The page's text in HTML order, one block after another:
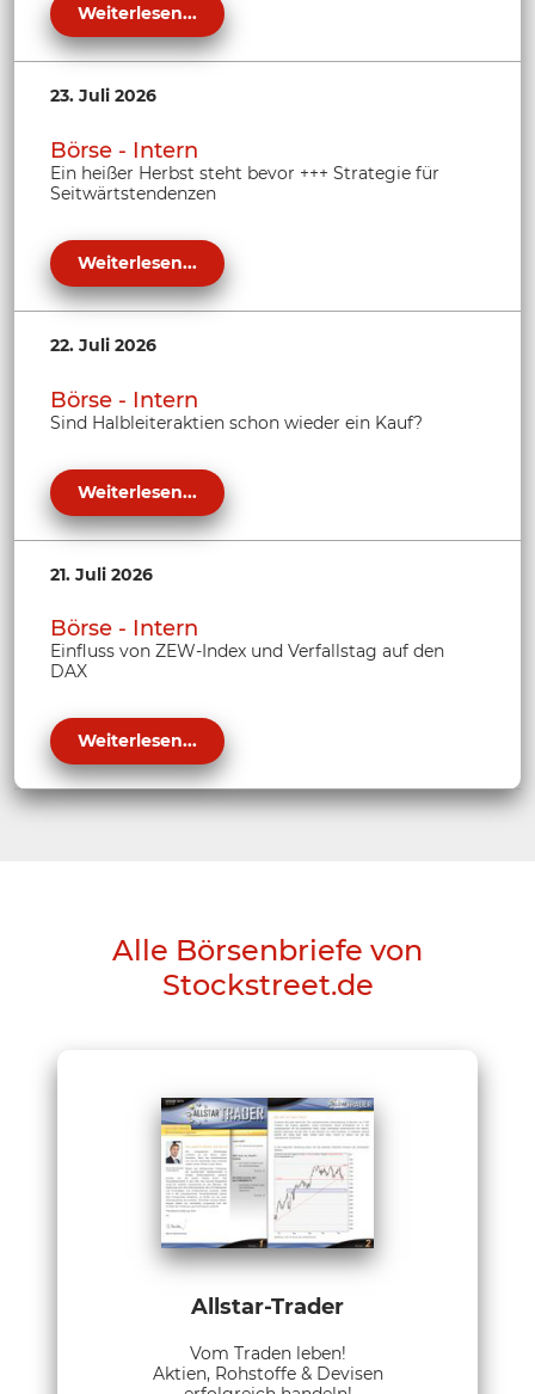
Weiterlesen...
23. Juli 2026
Börse - Intern
Ein heißer Herbst steht bevor +++ Strategie für
Seitwärtstendenzen
Weiterlesen...
22. Juli 2026
Börse - Intern
Sind Halbleiteraktien schon wieder ein Kauf?
Weiterlesen...
21. Juli 2026
Börse - Intern
Einfluss von ZEW-Index und Verfallstag auf den
DAX
Weiterlesen...
Alle Börsenbriefe von
Stockstreet.de
Allstar-Trader
Vom Traden leben!
Aktien, Rohstoffe & Devisen